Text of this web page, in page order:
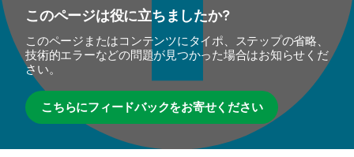
このページは役に立ちましたか?
このページまたはコンテンツにタイポ、ステップの省略、
技術的エラーなどの問題が見つかった場合はお知らせくだ
さい。
こちらにフィードバックをお寄せください